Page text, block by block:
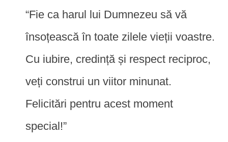
“Fie ca harul lui Dumnezeu să vă
însoțească în toate zilele vieții voastre.
Cu iubire, credință și respect reciproc,
veți construi un viitor minunat.
Felicitări pentru acest moment
special!”